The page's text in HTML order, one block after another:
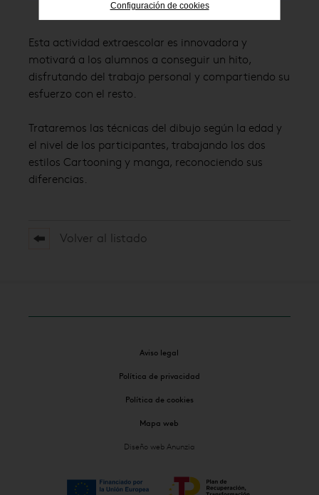
Esta actividad extraescolar es innovadora y
motivará a los alumnos a conseguir un hito,
disfrutando del trabajo personal y compartiendo su
esfuerzo con el resto.
Trataremos las técnicas del dibujo según la edad y
el nivel de los participantes, trabajando los dos
estilos Cartooning y manga, reconociendo sus
diferencias.
Volver al listado
Aviso legal
Política de privacidad
Política de cookies
Mapa web
Diseño web Anunzia
Configuración de cookies